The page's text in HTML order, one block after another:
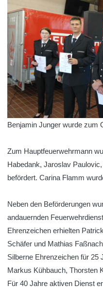
Benjamin Junger wurde zum
Zum Hauptfeuerwehrmann
Habedank, Jaroslav
befördert. Carina Flamm
Neben den Beförderungen
andauernden
Ehrenzeichen erhielten
Schäfer und Mathias
Silberne Ehrenzeichen für 25
Markus Kühbauch, Thorsten
Für 40 Jahre aktiven Dienst